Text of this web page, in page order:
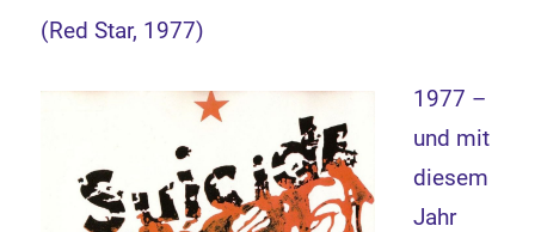
(Red Star, 1977)
1977 –
und mit
diesem
Jahr